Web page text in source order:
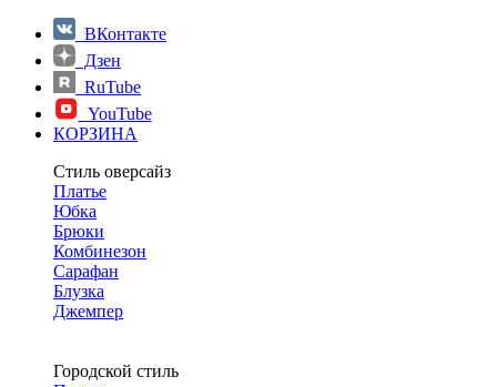
ВКонтакте
Дзен
RuTube
YouTube
КОРЗИНА
Стиль оверсайз
Платье
Юбка
Брюки
Комбинезон
Сарафан
Блузка
Джемпер
Городской стиль